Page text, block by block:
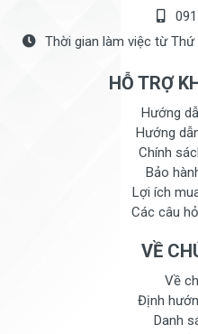
Thời gian làm việc từ
HỖ TRỢ
Hướng
Hướng
Chính
Bảo
Lợi ích
Các câu
VỀ
Về
Định
Danh